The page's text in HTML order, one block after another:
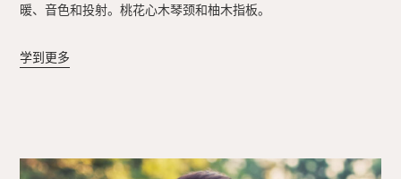
暖、音色和投射。桃花心木琴颈和柚木指板。
学到更多